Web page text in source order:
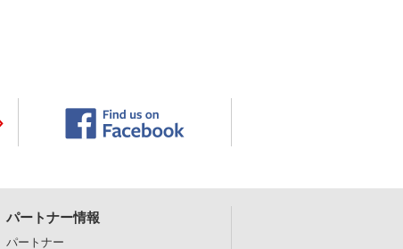
パートナー情報
パートナー